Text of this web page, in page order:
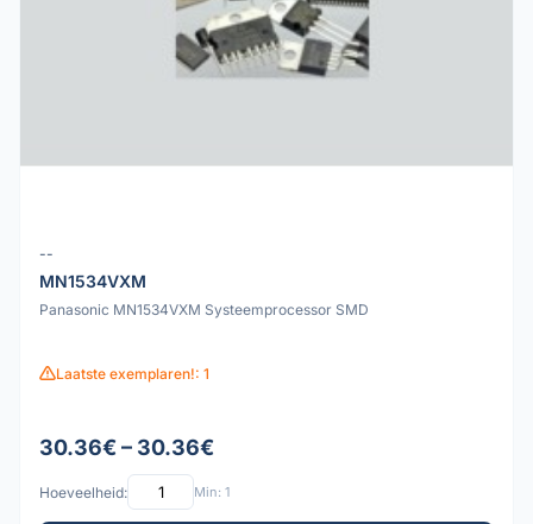
--
MN1534VXM
Panasonic MN1534VXM Systeemprocessor SMD
Laatste exemplaren!: 1
30.36€ – 30.36€
Hoeveelheid: Min: 1